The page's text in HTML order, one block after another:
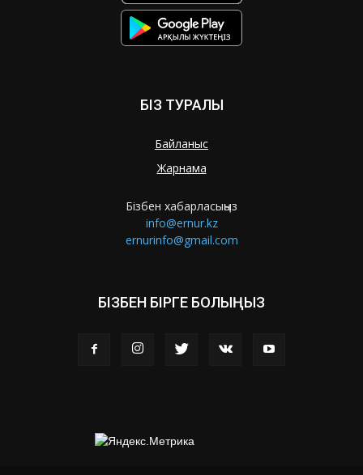
БІЗ ТУРАЛЫ
Байланыс
Жарнама
Бізбен хабарласыңыз
info@ernur.kz
ernurinfo@gmail.com
БІЗБЕН БІРГЕ БОЛЫҢЫЗ